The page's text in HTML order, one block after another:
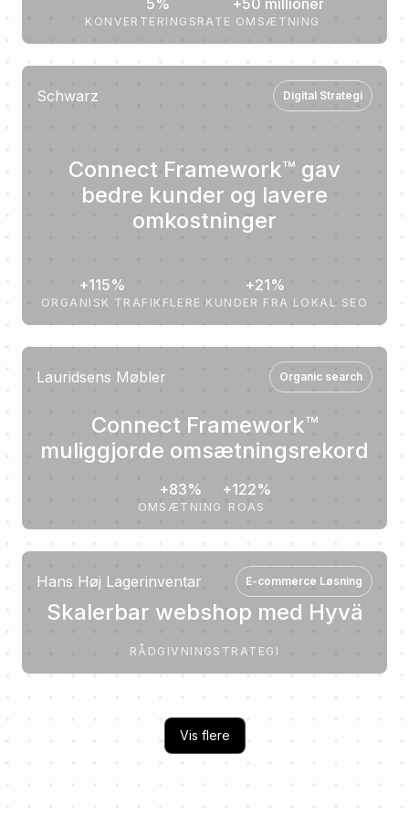
KONVERTERINGSRATE OMSÆTNING
Schwarz Digital Strategi
Connect Framework™ gav
bedre kunder og lavere
omkostninger
+115%
ORGANISK TRAFIK
+21%
FLERE KUNDER FRA LOKAL SEO
Lauridsens Møbler Organic search
Connect Framework™
muliggjorde omsætningsrekord
+83%
OMSÆTNING
+122%
ROAS
Hans Høj Lagerinventar E-commerce Løsning
Skalerbar webshop med Hyvä
RÅDGIVNING STRATEGI
Vis flere